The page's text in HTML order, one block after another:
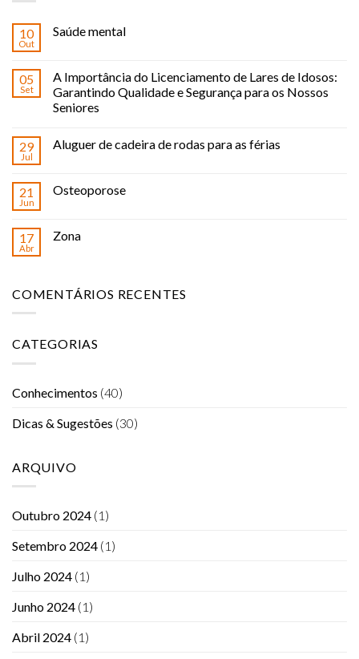
10
Out
Saúde mental
05
Set
A Importância do Licenciamento de Lares de Idosos:
Garantindo Qualidade e Segurança para os Nossos
Seniores
29
Jul
Aluguer de cadeira de rodas para as férias
21
Jun
Osteoporose
17
Abr
Zona
COMENTÁRIOS RECENTES
CATEGORIAS
Conhecimentos (40)
Dicas & Sugestões (30)
ARQUIVO
Outubro 2024 (1)
Setembro 2024 (1)
Julho 2024 (1)
Junho 2024 (1)
Abril 2024 (1)